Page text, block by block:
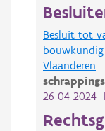
Besluit tot
Vlaanderen
26-04-2024